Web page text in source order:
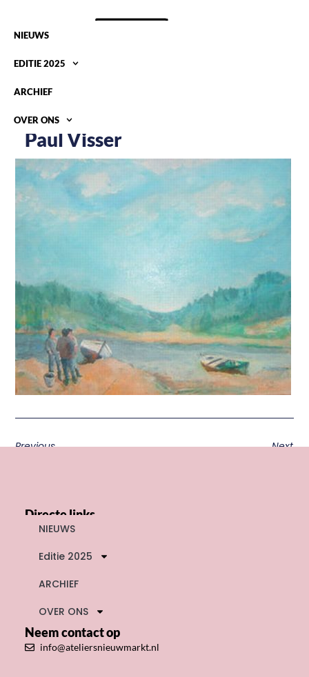
NIEUWS
EDITIE 2025
ARCHIEF
OVER ONS
Paul Visser
Previous Next
Directe links
NIEUWS
Editie 2025
ARCHIEF
OVER ONS
Neem contact op
info@ateliersnieuwmarkt.nl